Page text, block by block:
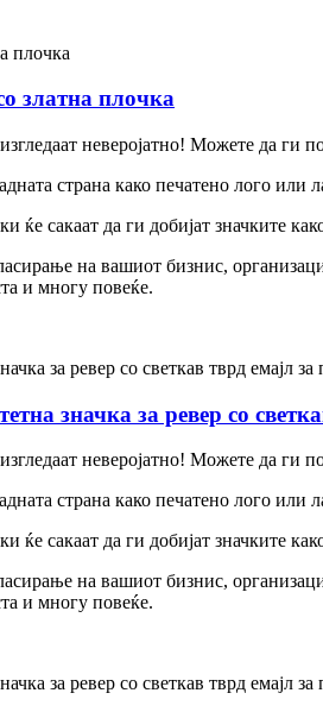
златна плочка
неверојатно! Можете да ги
страна како печатено лого
ќе сакаат да ги добијат значките
на вашиот бизнис,
и многу повеќе.
значка за ревер со
неверојатно! Можете да ги
страна како печатено лого
ќе сакаат да ги добијат значките
на вашиот бизнис,
и многу повеќе.